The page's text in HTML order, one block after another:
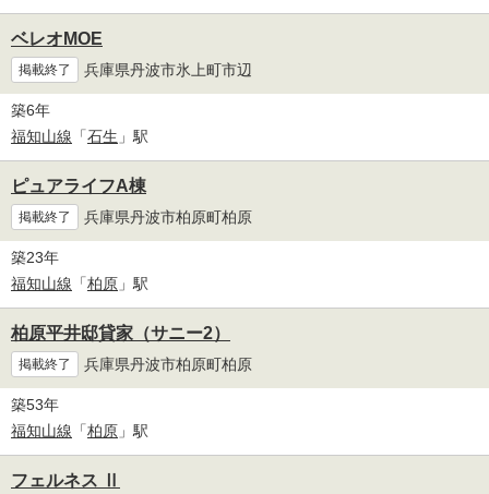
ベレオMOE
掲載終了 兵庫県丹波市氷上町市辺
築6年
福知山線 「石生 」駅
ピュアライフA棟
掲載終了 兵庫県丹波市柏原町柏原
築23年
福知山線 「柏原 」駅
柏原平井邸貸家（サニー2）
掲載終了 兵庫県丹波市柏原町柏原
築53年
福知山線 「柏原 」駅
フェルネス Ⅱ